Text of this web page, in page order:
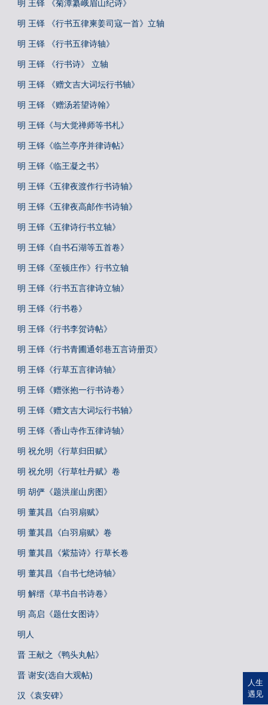
明 王铎 《菊潭纂峨眉山纪诗》
明 王铎 《行书五律柬姜司寇一首》立轴
明 王铎 《行书五律诗轴》
明 王铎 《行书诗》 立轴
明 王铎 《赠文吉大词坛行书轴》
明 王铎 《赠汤若望诗翰》
明 王铎《与大觉禅师等书札》
明 王铎《临兰亭序并律诗帖》
明 王铎《临王凝之书》
明 王铎《五律夜渡作行书诗轴》
明 王铎《五律夜高邮作书诗轴》
明 王铎《五律诗行书立轴》
明 王铎《自书石湖等五首卷》
明 王铎《至顿庄作》行书立轴
明 王铎《行书五言律诗立轴》
明 王铎《行书卷》
明 王铎《行书李贺诗帖》
明 王铎《行书青圃通邻巷五言诗册页》
明 王铎《行草五言律诗轴》
明 王铎《赠张抱一行书诗卷》
明 王铎《赠文吉大词坛行书轴》
明 王铎《香山寺作五律诗轴》
明 祝允明《行草归田赋》
明 祝允明《行草牡丹赋》卷
明 胡俨《题洪崖山房图》
明 董其昌《白羽扇赋》
明 董其昌《白羽扇赋》卷
明 董其昌《紫茄诗》行草长卷
明 董其昌《自书七绝诗轴》
明 解缙《草书自书诗卷》
明 高启《题仕女图诗》
明人
晋 王献之《鸭头丸帖》
晋 谢安(选自大观帖)
汉《袁安碑》
人生
遇见